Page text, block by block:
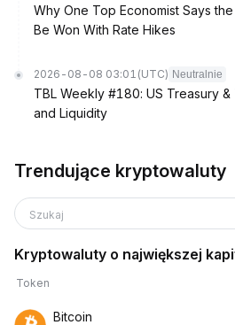
Why One Top Economist Says the
Be Won With Rate Hikes
2026-08-08 03:01 (UTC) Neutralnie
TBL Weekly #180: US Treasury
and Liquidity
Trendujące kryptowaluty
Szukaj
Kryptowaluty o największej
Token
Bitcoin